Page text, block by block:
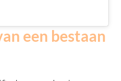
een bestaan